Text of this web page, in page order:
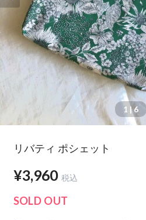
1 | 6
リバティ ポシェット
¥3,960 税込
SOLD OUT